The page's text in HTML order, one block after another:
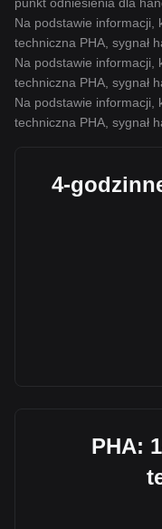
Na podstawie informacji,
techniczna PHA, sygnał
Na podstawie informacji,
techniczna PHA, sygnał
Na podstawie informacji,
techniczna PHA, sygnał
4-
PHA: